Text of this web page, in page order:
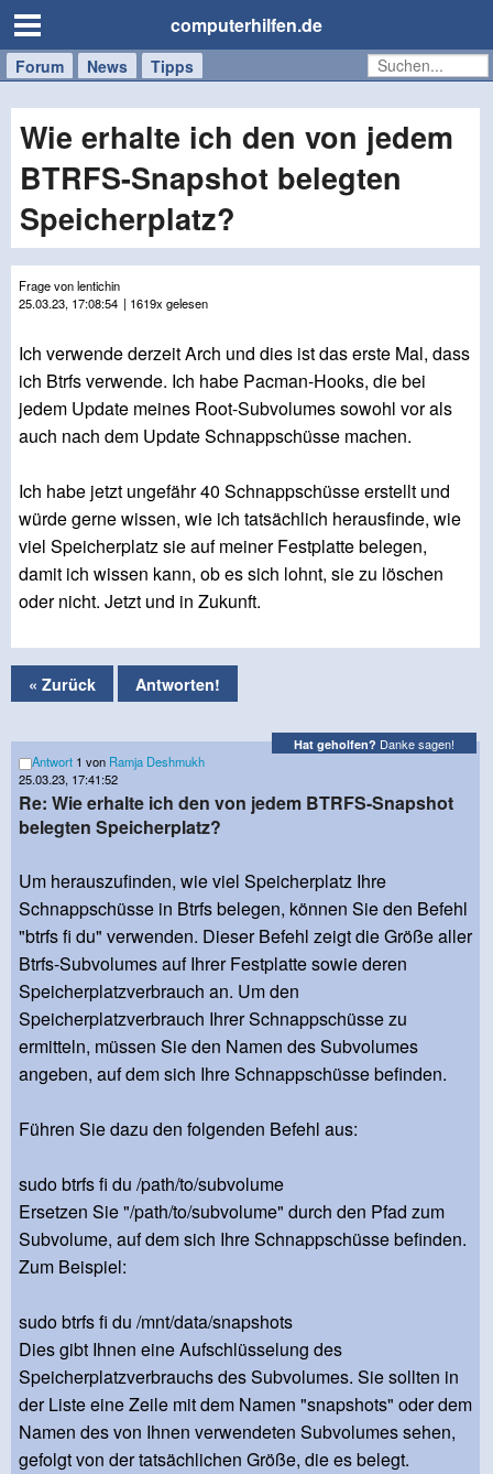
computerhilfen.de
Forum News Tipps
Handy
Tablet
Windows
Mac
Wie erhalte ich den von jedem
BTRFS-Snapshot belegten
Speicherplatz?
Frage von lentichin
25.03.23, 17:08:54 | 1619x gelesen
Ich verwende derzeit Arch und dies ist das erste Mal, dass
ich Btrfs verwende. Ich habe Pacman-Hooks, die bei
jedem Update meines Root-Subvolumes sowohl vor als
auch nach dem Update Schnappschüsse machen.
Ich habe jetzt ungefähr 40 Schnappschüsse erstellt und
würde gerne wissen, wie ich tatsächlich herausfinde, wie
viel Speicherplatz sie auf meiner Festplatte belegen,
damit ich wissen kann, ob es sich lohnt, sie zu löschen
oder nicht. Jetzt und in Zukunft.
« Zurück Antworten!
Hat geholfen? Danke sagen!
Antwort 1 von Ramja Deshmukh
25.03.23, 17:41:52
Re: Wie erhalte ich den von jedem BTRFS-Snapshot
belegten Speicherplatz?
Um herauszufinden, wie viel Speicherplatz Ihre
Schnappschüsse in Btrfs belegen, können Sie den Befehl
"btrfs fi du" verwenden. Dieser Befehl zeigt die Größe aller
Btrfs-Subvolumes auf Ihrer Festplatte sowie deren
Speicherplatzverbrauch an. Um den
Speicherplatzverbrauch Ihrer Schnappschüsse zu
ermitteln, müssen Sie den Namen des Subvolumes
angeben, auf dem sich Ihre Schnappschüsse befinden.
Führen Sie dazu den folgenden Befehl aus:
sudo btrfs fi du /path/to/subvolume
Ersetzen Sie "/path/to/subvolume" durch den Pfad zum
Subvolume, auf dem sich Ihre Schnappschüsse befinden.
Zum Beispiel:
sudo btrfs fi du /mnt/data/snapshots
Dies gibt Ihnen eine Aufschlüsselung des
Speicherplatzverbrauchs des Subvolumes. Sie sollten in
der Liste eine Zeile mit dem Namen "snapshots" oder dem
Namen des von Ihnen verwendeten Subvolumes sehen,
gefolgt von der tatsächlichen Größe, die es belegt.